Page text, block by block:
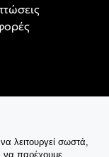
λειτουργεί σωστά,
να παρέχουμε